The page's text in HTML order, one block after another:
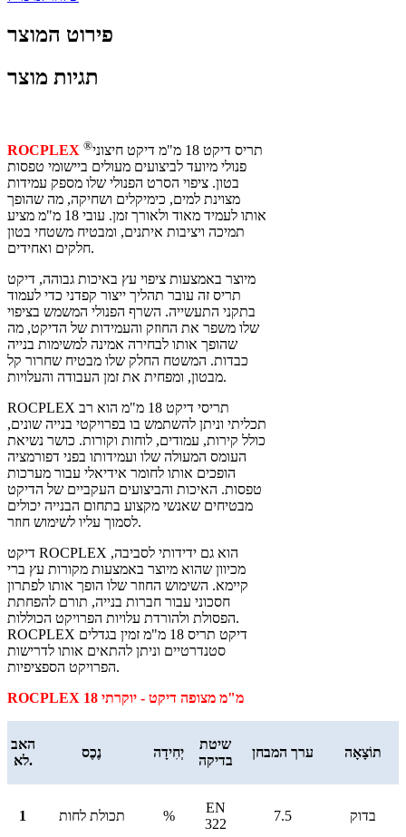
פירוט המוצר
תגיות מוצר
ROCPLEX ®תריס דיקט 18 מ"מ דיקט חיצוני
פנולי מיועד לביצועים מעולים ביישומי טפסות
בטון. ציפוי הסרט הפנולי שלו מספק עמידות
מצוינת למים, כימיקלים ושחיקה, מה שהופך
אותו לעמיד מאוד ולאורך זמן. עובי 18 מ"מ מציע
תמיכה ויציבות איתנים, ומבטיח משטחי בטון
חלקים ואחידים.
מיוצר באמצעות ציפוי עץ באיכות גבוהה, דיקט
תריס זה עובר תהליך ייצור קפדני כדי לעמוד
בתקני התעשייה. השרף הפנולי המשמש בציפוי
שלו משפר את החוזק והעמידות של הדיקט, מה
שהופך אותו לבחירה אמינה למשימות בנייה
כבדות. המשטח החלק שלו מבטיח שחרור קל
מבטון, ומפחית את זמן העבודה והעלויות.
ROCPLEX תריסי דיקט 18 מ"מ הוא רב
תכליתי וניתן להשתמש בו בפרויקטי בנייה שונים,
כולל קירות, עמודים, לוחות וקורות. כושר נשיאת
העומס המעולה שלו ועמידותו בפני דפורמציה
הופכים אותו לחומר אידיאלי עבור מערכות
טפסות. האיכות והביצועים העקביים של הדיקט
מבטיחים שאנשי מקצוע בתחום הבנייה יכולים
לסמוך עליו לשימוש חוזר.
דיקט ROCPLEX הוא גם ידידותי לסביבה,
מכיוון שהוא מיוצר באמצעות מקורות עץ ברי
קיימא. השימוש החוזר שלו הופך אותו לפתרון
חסכוני עבור חברות בנייה, תורם להפחתת
הפסולת ולהורדת עלויות הפרויקט הכוללות.
ROCPLEX דיקט תריס 18 מ"מ זמין בגדלים
סטנדרטיים וניתן להתאים אותו לדרישות
הפרויקט הספציפיות.
ROCPLEX 18 מ"מ מצופה דיקט - יוקרתי
האב
לא.
נֶכֶס יְחִידָה
שיטת
בדיקה
ערך המבחן תוֹצָאָה
1 תכולת לחות %
EN
322
7.5 בדוק